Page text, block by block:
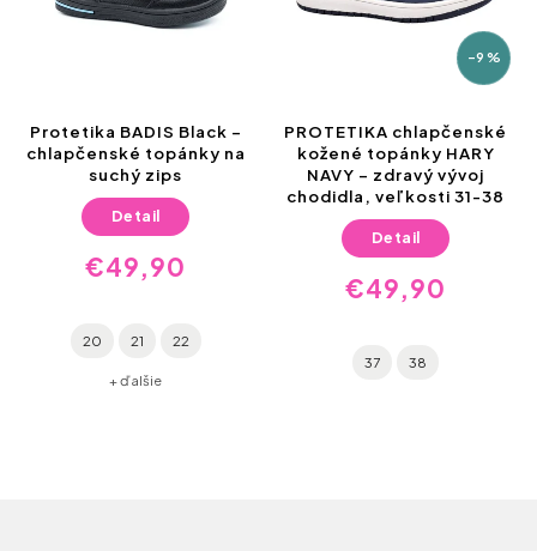
BADIS Black –
topánky na
22
PROTETIKA chlapčenské
kožené topánky HARY
NAVY – zdravý vývoj
chodidla, veľkosti 31-38
€49,90
kožené
na suchý